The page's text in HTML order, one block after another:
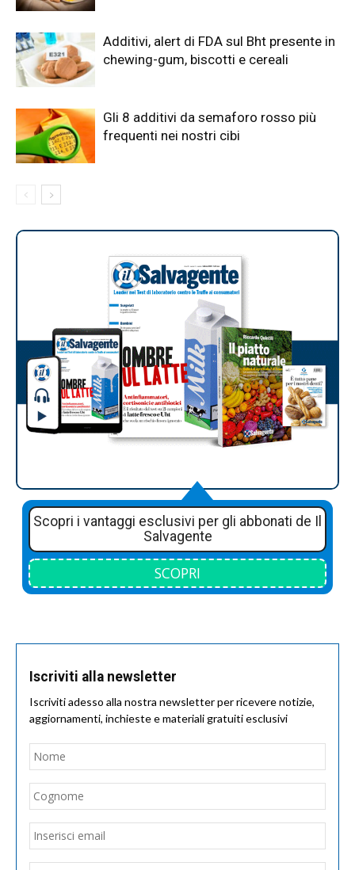
Additivi, alert di FDA sul Bht presente in
chewing-gum, biscotti e cereali
Gli 8 additivi da semaforo rosso più
frequenti nei nostri cibi
Scopri i vantaggi esclusivi per gli abbonati de Il
Salvagente
SCOPRI
Iscriviti alla newsletter
Iscriviti adesso alla nostra newsletter per ricevere notizie,
aggiornamenti, inchieste e materiali gratuiti esclusivi
Nome
Email